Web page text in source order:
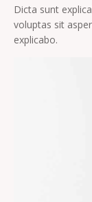
Dicta sunt
voluptas sit
explicabo.